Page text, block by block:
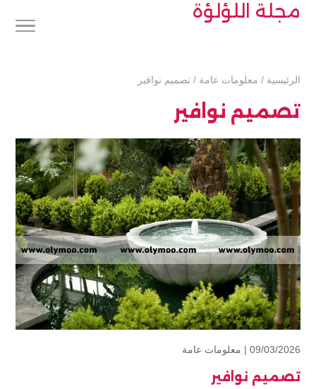
مجلة اللؤلؤة
الرئيسية / معلومات عامة / تصميم نوافير
تصميم نوافير
09/03/2026 | معلومات عامة
تصميم نوافير